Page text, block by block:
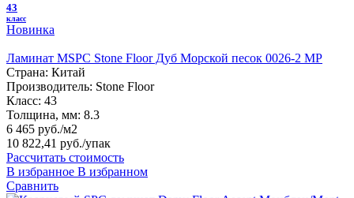
43
класс
Новинка
Ламинат MSPC Stone Floor Дуб Морской песок 0026-2 MP
Страна: Китай
Производитель: Stone Floor
Класс: 43
Толщина, мм: 8.3
6 465 руб./м2
10 822,41 руб./упак
Рассчитать стоимость
В избранное В избранном
Сравнить